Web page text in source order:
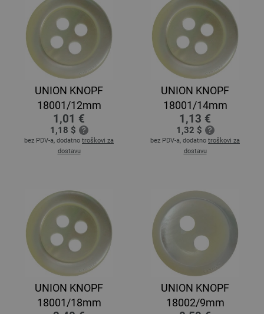
UNION KNOPF
18001/12mm
1,01 €
1,18 $
bez PDV-a, dodatno troškovi za
dostavu
UNION KNOPF
18001/14mm
1,13 €
1,32 $
bez PDV-a, dodatno troškovi za
dostavu
UNION KNOPF
18001/18mm
UNION KNOPF
18002/9mm